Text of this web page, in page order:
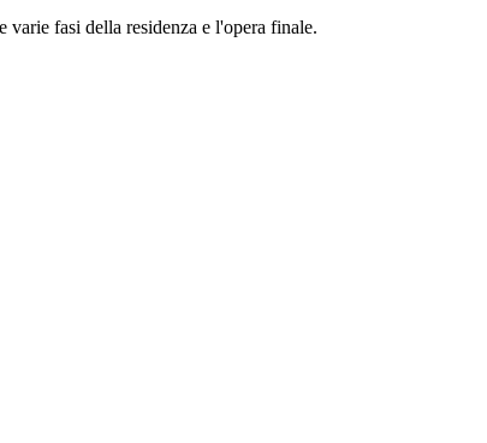
fasi della residenza e l'opera finale.